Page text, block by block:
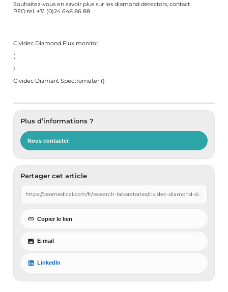
Souhaitez-vous en savoir plus sur les diamond detectors, contact
PEO tel. +31 (0)24 648 86 88
Cividec Diamond Flux monitor
(
)
Cividec Diamant Spectrometer()
Plus d’informations ?
Nous contacter
Partager cet article
Copier le lien
E-mail
LinkedIn